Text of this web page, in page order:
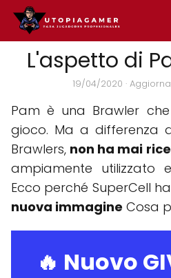
L'aspetto di
19/04/2020 ·
Pam è una Brawler
gioco. Ma a differenza
Brawlers, non ha mai
ampiamente utilizzato
Ecco perché SuperCell
nuova immagine Cosa
🔥 Nuovo